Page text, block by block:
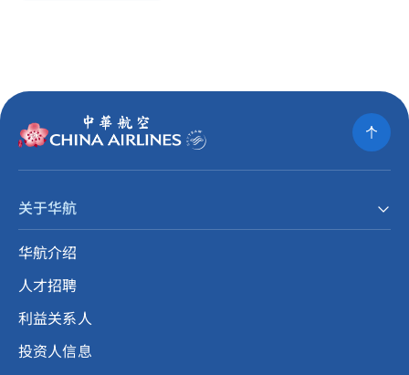
关于华航
华航介绍
人才招聘
利益关系人
投资人信息